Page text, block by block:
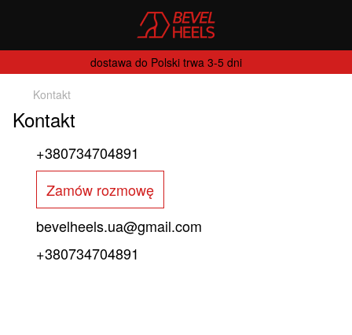
dostawa do Polski trwa 3-5 dni
Kontakt
Kontakt
+380734704891
Zamów rozmowę
bevelheels.ua@gmail.com
+380734704891